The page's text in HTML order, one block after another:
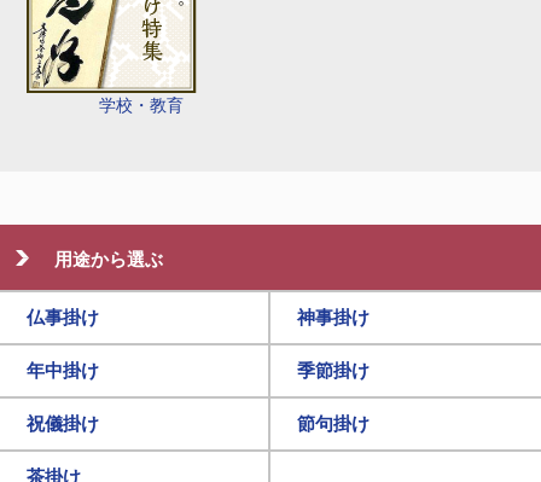
学校・教育
用途から選ぶ
仏事掛け 神事掛け
年中掛け 季節掛け
祝儀掛け 節句掛け
茶掛け